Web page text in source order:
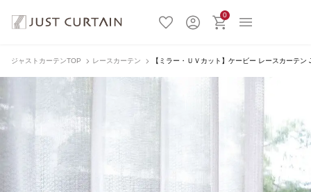
0
ジャストカーテンTOP レースカーテン 【ミラー・ＵＶカット】ケービー レースカーテ